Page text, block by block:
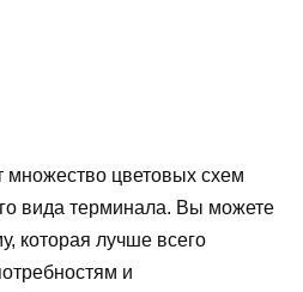
множество цветовых схем
вида терминала. Вы можете
которая лучше всего
и